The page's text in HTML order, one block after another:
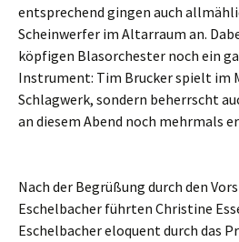
entsprechend gingen auch
Scheinwerfer im Altarraum an.
köpfigen Blasorchester noch ein
Instrument: Tim Brucker spielt im
Schlagwerk, sondern beherrscht
an diesem Abend noch mehrmals
Nach der Begrüßung durch den
Eschelbacher führten Christine
Eschelbacher eloquent durch das